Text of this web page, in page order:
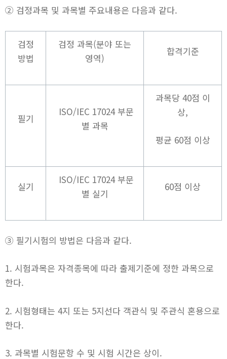
② 검정과목 및 과목별 주요내용은 다음과 같다.
검정
방법
검정 과목(분야 또는
영역)
합격기준
필기
ISO/IEC 17024 부문
별 과목
과목당 40점 이
상,
평균 60점 이상
실기
ISO/IEC 17024 부문
별 실기
60점 이상
③ 필기시험의 방법은 다음과 같다.
1. 시험과목은 자격종목에 따라 출제기준에 정한 과목으로
한다.
2. 시험형태는 4지 또는 5지선다 객관식 및 주관식 혼용으로
한다.
3. 과목별 시험문항 수 및 시험 시간은 상이.